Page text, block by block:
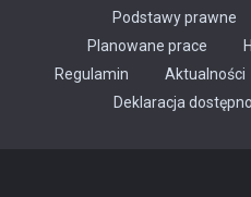
Podstawy prawne
Planowane prace
Regulamin
Aktualności
Deklaracja